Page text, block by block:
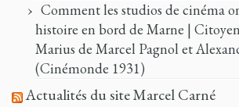
Comment les studios de cinéma
histoire en bord de Marne |
Marius de Marcel Pagnol et
(Cinémonde 1931)
Actualités du site Marcel Carné